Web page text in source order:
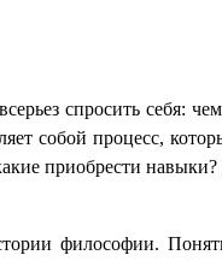
спросить себя:
собой процесс,
приобрести
философии.